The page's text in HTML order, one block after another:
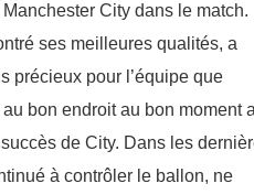
City dans le match.
ses meilleures qualités, a
précieux pour l’équipe que
bon endroit au bon moment
de City. Dans les
à contrôler le ballon, ne